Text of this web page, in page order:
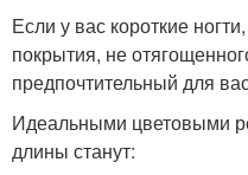
Если у вас короткие
покрытия, не
предпочтительный для
Идеальными цветовыми
длины станут: